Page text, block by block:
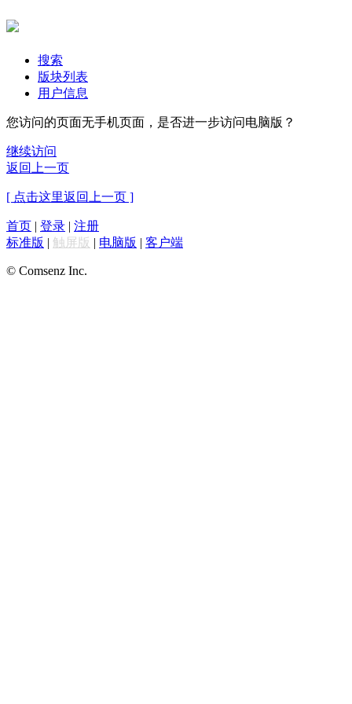
搜索
版块列表
用户信息
您访问的页面无手机页面，是否进一步访问电脑版？
继续访问
返回上一页
[ 点击这里返回上一页 ]
首页 | 登录 | 注册
标准版 | 触屏版 | 电脑版 | 客户端
© Comsenz Inc.